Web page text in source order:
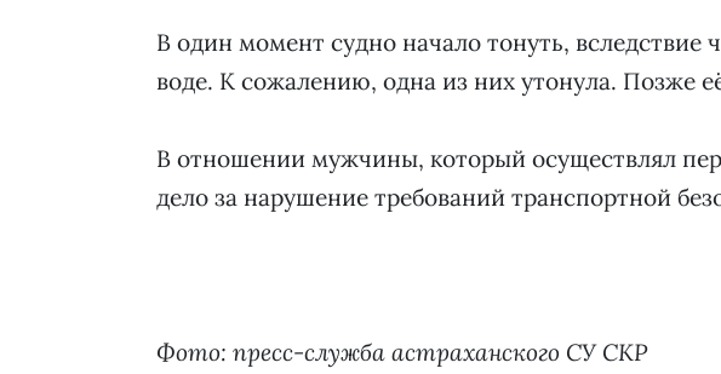
В один момент судно начало тонуть, вследствие
воде. К сожалению, одна из них утонула. Позже
В отношении мужчины, который осуществлял
дело за нарушение требований транспортной
Фото: пресс-служба астраханского СУ СКР